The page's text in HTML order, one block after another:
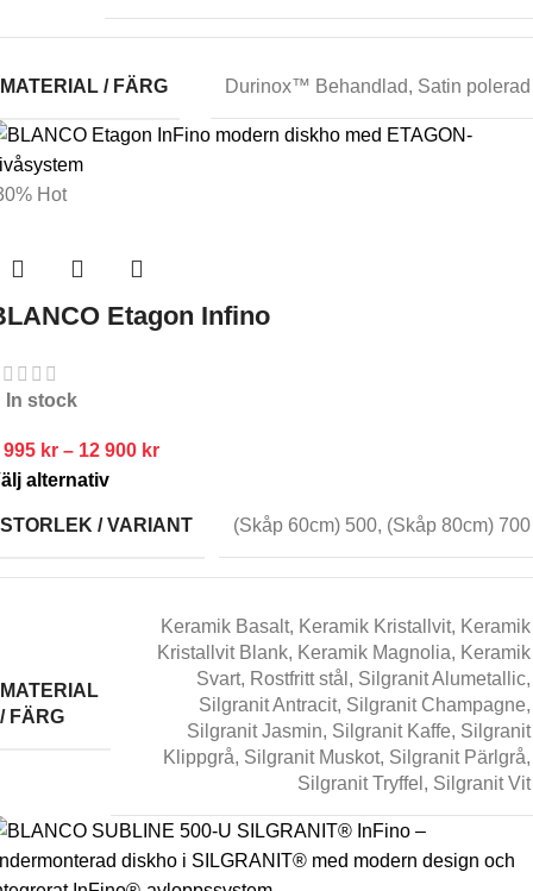
MATERIAL / FÄRG Durinox™ Behandlad, Satin polerad
Hot
Etagon Infino
In stock
995 kr – 12 900 kr
alternativ
STORLEK / VARIANT (Skåp 60cm) 500, (Skåp 80cm) 700
MATERIAL
/ FÄRG
Keramik Basalt, Keramik Kristallvit, Keramik
Kristallvit Blank, Keramik Magnolia, Keramik
Svart, Rostfritt stål , Silgranit Alumetallic,
Silgranit Antracit, Silgranit Champagne,
Silgranit Jasmin, Silgranit Kaffe, Silgranit
Klippgrå, Silgranit Muskot, Silgranit Pärlgrå,
Silgranit Tryffel , Silgranit Vit